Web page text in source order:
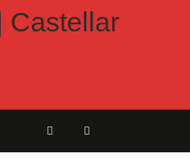
Director Ejecutivo del